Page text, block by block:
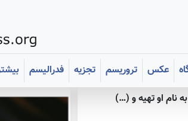
عکس تروریسم تجزیه فدرالیسم
نام او تهیه و (…)